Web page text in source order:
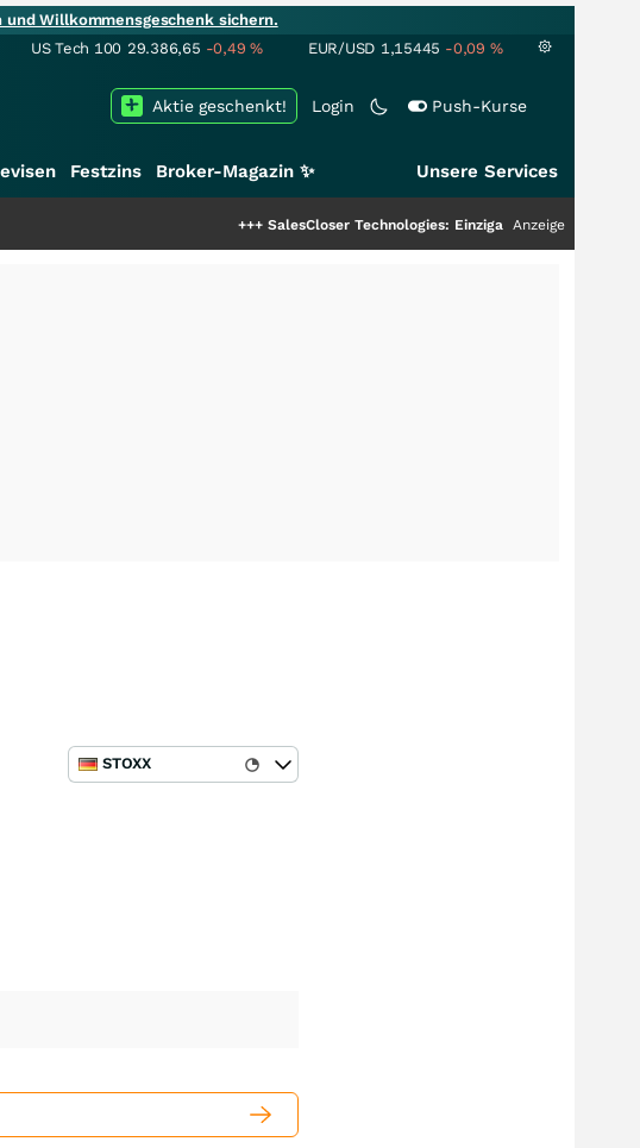
Willkommensgeschenk sichern.
US Tech 100 29.386,65 -0,49% EUR/USD 1,15445 -0,09 %
Login Push-Kurse
Aktie geschenkt!
Festzins Broker-Magazin ✨ Unsere Services
SalesCloser Technologies: Einzigartige Leistung zieht die
Anzeige
STOXX